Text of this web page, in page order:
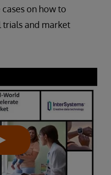
on how to
trials and market